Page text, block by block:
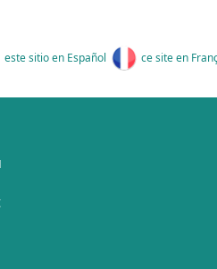
este sitio en Español ce site en